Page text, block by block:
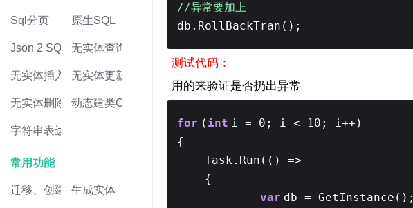
Sql分页 原生SQL
Json 2 SQL 无实体查询
无实体插入 无实体更新
无实体删除 动态建类CRUD
字符串表达式
常用功能
迁移、创建表生成实体
//异常要加上
db.RollBackTran();
测试代码：
用的来验证是否扔出异常
for ( int i = 0; i < 10; i++)
{
Task.Run(() =>
{
var db = GetInstance();